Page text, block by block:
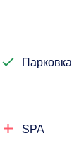
Парковка
SPA